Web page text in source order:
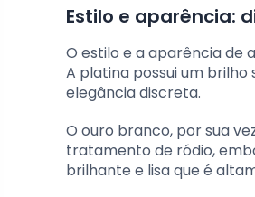
Estilo e aparência:
O estilo e a aparência de
A platina possui um
elegância discreta.
O ouro branco, por sua
tratamento de ródio,
brilhante e lisa que é